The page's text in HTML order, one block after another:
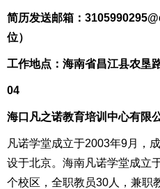
简历发送邮箱：
位）
工作地点：海南省昌江县农垦
04
海口凡之诺教育培训中心有限
凡诺学堂成立于2003年9月，
设于北京。海南凡诺学堂成立
个校区，全职教员30人，兼职